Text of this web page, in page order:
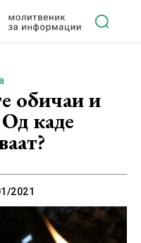
обичаи и
каде
2021